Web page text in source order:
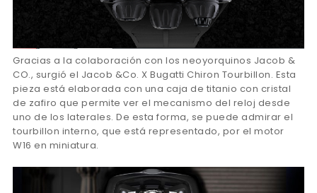
Gracias a la colaboración con los neoyorquinos Jacob &
CO., surgió el Jacob &Co. X Bugatti Chiron Tourbillon. Esta
pieza está elaborada con una caja de titanio con cristal
de zafiro que permite ver el mecanismo del reloj desde
uno de los laterales. De esta forma, se puede admirar el
tourbillon interno, que está representado, por el motor
W16 en miniatura.